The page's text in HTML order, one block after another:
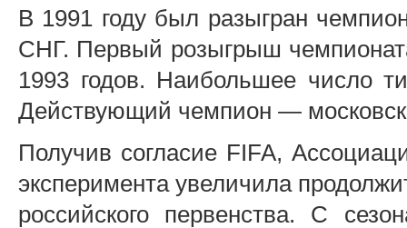
В 1991 году был разыгран
СНГ. Первый розыгрыш
1993 годов. Наибольшее число
Действующий чемпион —
Получив согласие FIFA,
эксперимента увеличила
российского первенства. С